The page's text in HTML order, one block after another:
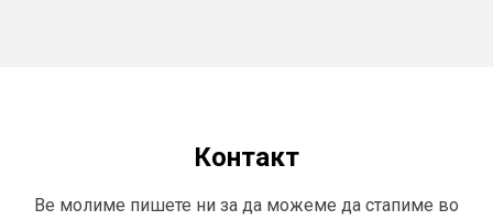
Контакт
Ве молиме пишете ни за да можеме да стапиме во